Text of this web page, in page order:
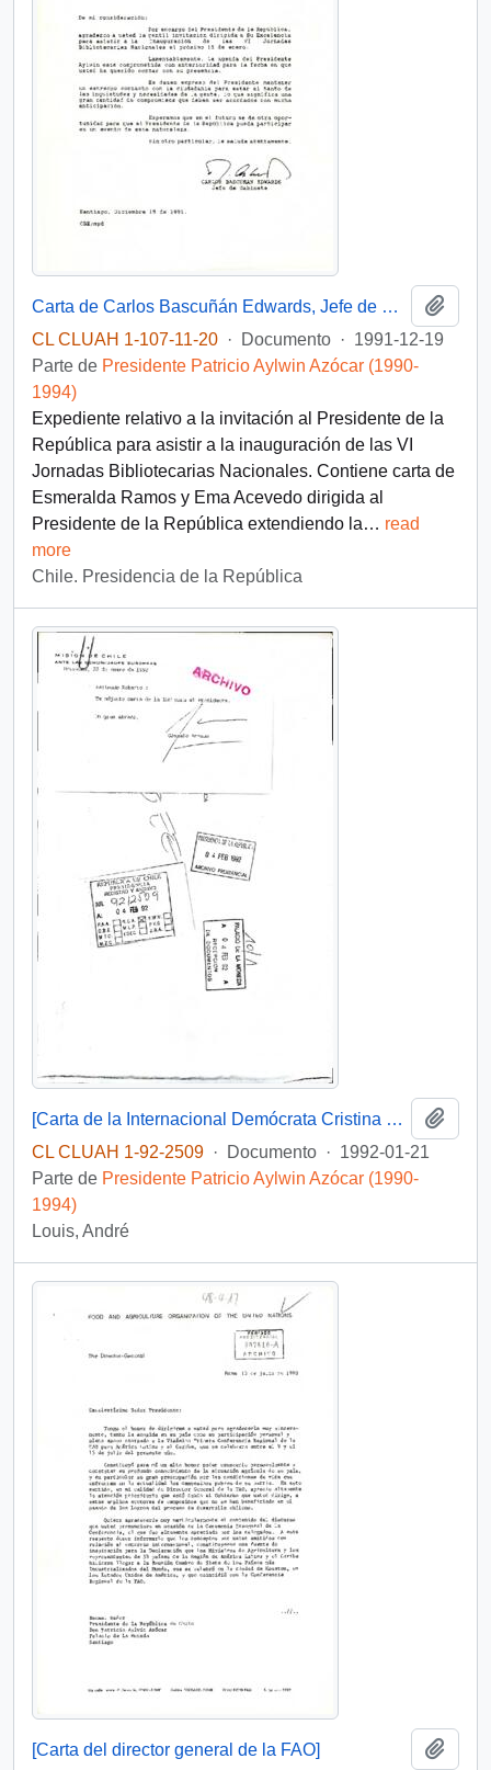
Carta de Carlos Bascuñán Edwards, Jefe de Gabinete Presidencial, a Esmeralda Ramos, Colegio de Bibliotecarias de Chile A.G., sobre invitación al Presidente de la República a Jornadas Bibliotecarias Nacionales
CL CLUAH 1-107-11-20 · Documento · 1991-12-19
Parte de Presidente Patricio Aylwin Azócar (1990-
1994)
Expediente relativo a la invitación al Presidente de la
República para asistir a la inauguración de las VI
Jornadas Bibliotecarias Nacionales. Contiene carta de
Esmeralda Ramos y Ema Acevedo dirigida al
Presidente de la República extendiendo la… read
more
Chile. Presidencia de la República
[Carta de la Internacional Demócrata Cristina dirigida al Presidente Patricio Aylwin, referente a la Conferencia Internacional sobre "La Democratización del Cono Sur"]
CL CLUAH 1-92-2509 · Documento · 1992-01-21
Parte de Presidente Patricio Aylwin Azócar (1990-
1994)
Louis, André
[Carta del director general de la FAO]